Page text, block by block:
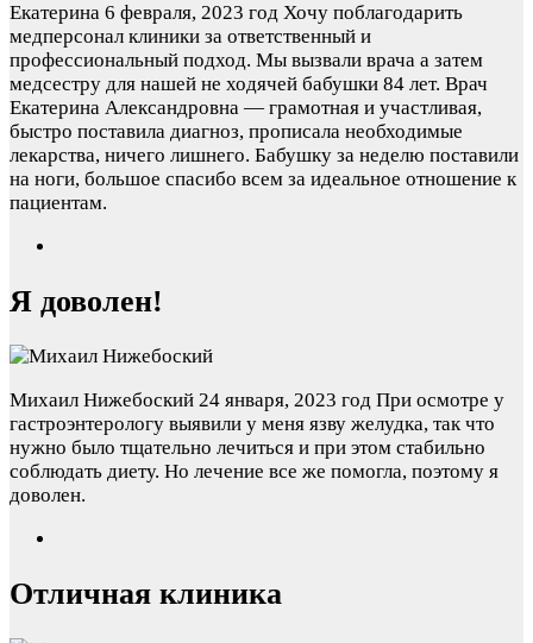
Екатерина 6 февраля, 2023 год Хочу поблагодарить
медперсонал клиники за ответственный и
профессиональный подход. Мы вызвали врача а затем
медсестру для нашей не ходячей бабушки 84 лет. Врач
Екатерина Александровна — грамотная и участливая,
быстро поставила диагноз, прописала необходимые
лекарства, ничего лишнего. Бабушку за неделю поставили
на ноги, большое спасибо всем за идеальное отношение к
пациентам.
Я доволен!
Михаил Нижебоский 24 января, 2023 год При осмотре у
гастроэнтерологу выявили у меня язву желудка, так что
нужно было тщательно лечиться и при этом стабильно
соблюдать диету. Но лечение все же помогла, поэтому я
доволен.
Отличная клиника